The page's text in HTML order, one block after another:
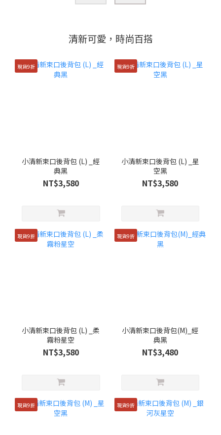
清新可愛，時尚百搭
現貨9折
小清新束口後背包 (L) _經
典黑
NT$3,580
現貨9折
小清新束口後背包 (L) _星
空黑
NT$3,580
現貨9折
小清新束口後背包 (L) _柔
霧粉星空
NT$3,580
現貨9折
小清新束口後背包(M)_經
典黑
NT$3,480
現貨9折 現貨9折